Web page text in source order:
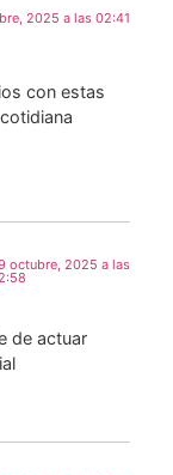
2025 a las 02:41
con estas
octubre, 2025 a las
de actuar